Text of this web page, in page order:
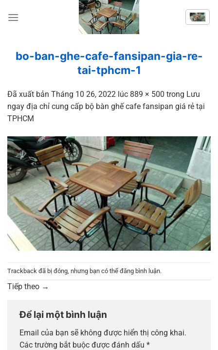
đến
bo-ban-ghe-cafe-fansipan-gia-re-
tai-tphcm-1
Đã xuất bản Tháng 10 26, 2022 lúc 889 × 500 trong Lưu
ngay địa chỉ cung cấp bộ bàn ghế cafe fansipan giá rẻ tại
TPHCM
Trackback đã bị đóng, nhưng bạn có thể đăng bình luận.
Tiếp theo →
Để lại một bình luận
Email của bạn sẽ không được hiển thị công khai.
Các trường bắt buộc được đánh dấu *